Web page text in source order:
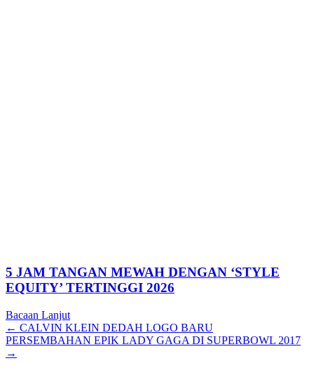
5 JAM TANGAN MEWAH DENGAN ‘STYLE
EQUITY’ TERTINGGI 2026
Bacaan Lanjut
Posts
navigation
← CALVIN KLEIN DEDAH LOGO BARU
PERSEMBAHAN EPIK LADY GAGA DI SUPERBOWL 2017
→